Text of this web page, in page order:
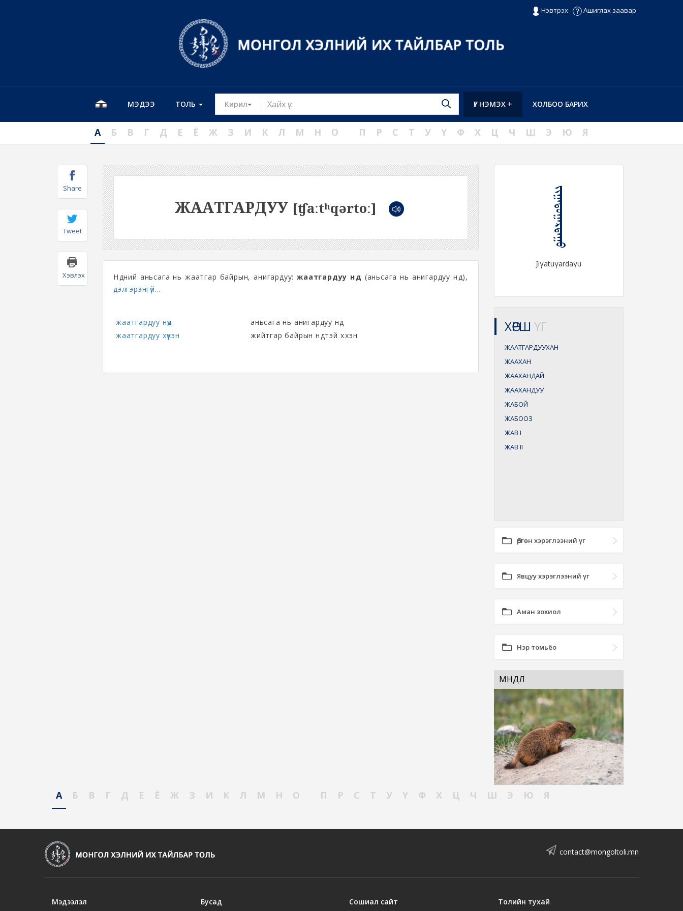
Нэвтрэх Ашиглах заавар
МЭДЭЭ ТОЛЬ Кирил Toggle Dropdown ХОЛБОО БАРИХ
ҮГ НЭМЭХ +
А Б В Г Д Е Ё Ж З И К Л М Н О П Р С Т У Ү Ф Х Ц Ч Ш Э Ю Я
Share
Tweet
Хэвлэх
ЖААТГАРДУУ [ʧaːtʰqərtoː]
Нүдний аньсага нь жаатгар байрын, анигардуу:жаатгардуу нүд (аньсага нь анигардуу нүд),
дэлгэрэнгүй...
жаатгардуу нүд
аньсага нь анигардуу нүд
жаатгардуу хүүхэн
жийтгар байрын нүдтэй хүүхэн
ᠵᠢᠭᠠᠲᠤᠭᠠᠷᠳᠠᠭᠤ
ǰiγatuγardaγu
ХӨРШ ҮГ
ЖААТГАРДУУХАН
ЖААХАН
ЖААХАНДАЙ
ЖААХАНДУУ
ЖАБОЙ
ЖАБООЗ
ЖАВ I
ЖАВ II
Өргөн хэрэглээний үг
Явцуу хэрэглээний үг
Аман зохиол
Нэр томьёо
МӨНДӨЛ
А Б В Г Д Е Ё Ж З И К Л М Н О П Р С Т У Ү Ф Х Ц Ч Ш Э Ю Я
contact@mongoltoli.mn
Мэдээлэл Бусад Сошиал сайт Толийн тухай